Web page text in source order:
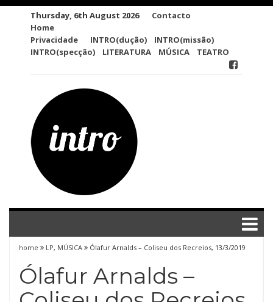
Thursday, 6th August 2026
Contacto
Home
Privacidade
INTRO(dução)
INTRO(missão)
INTRO(specção)
LITERATURA MÚSICA TEATRO
home LP, MÚSICA Ólafur Arnalds – Coliseu dos Recreios, 13/3/2019
Ólafur Arnalds –